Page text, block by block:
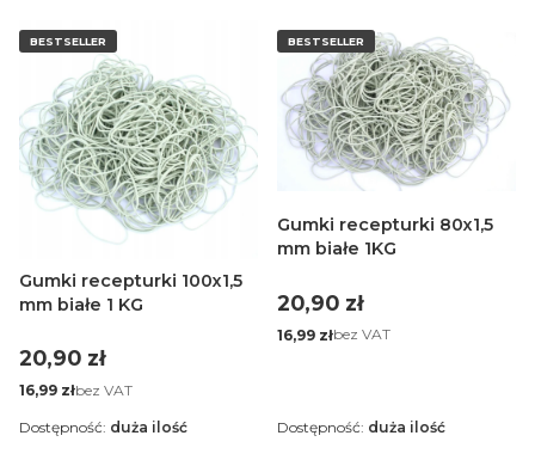
BESTSELLER
Gumki recepturki 100x1,5
mm białe 1 KG
Cena
20,90 zł
Cena
16,99 złbez VAT
Dostępność: duża ilość
BESTSELLER
Gumki recepturki 80x1,5
mm białe 1KG
Cena
20,90 zł
Cena
16,99 złbez VAT
Dostępność: duża ilość